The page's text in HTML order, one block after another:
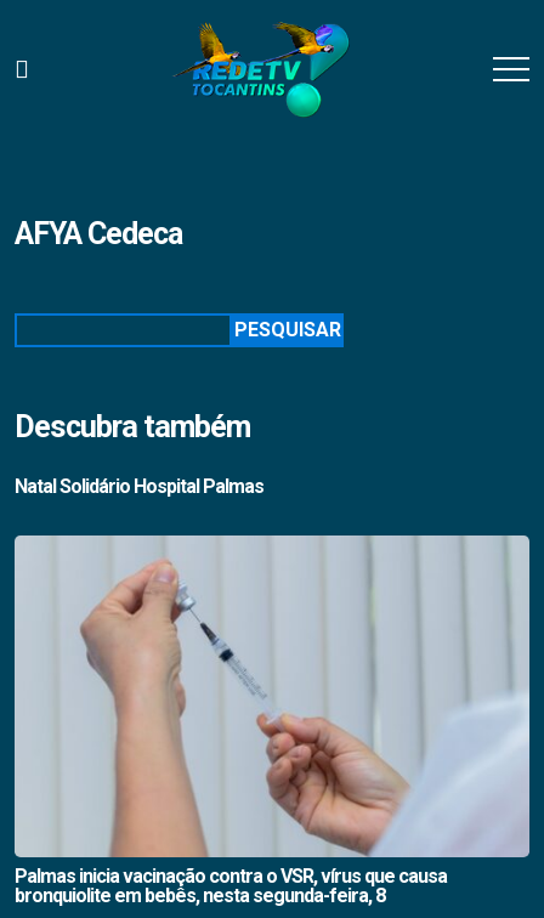
AFYA Cedeca
PESQUISAR
Descubra também
Natal Solidário Hospital Palmas
Palmas inicia vacinação contra o VSR, vírus que causa
bronquiolite em bebês, nesta segunda-feira, 8